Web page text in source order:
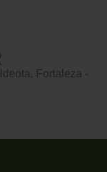
Fortaleza -